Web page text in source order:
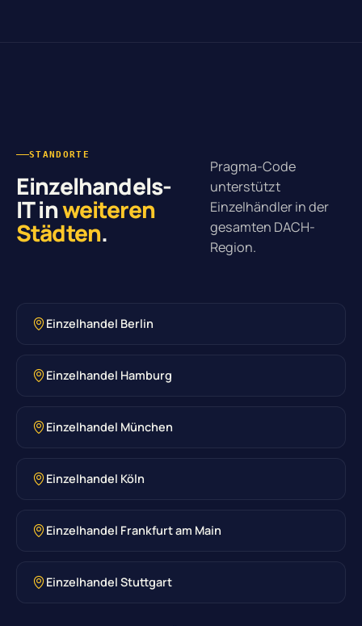
STANDORTE
Einzelhandels-
IT inweiteren
Städten.
Pragma-Code
unterstützt
Einzelhändler in der
gesamten DACH-
Region.
Einzelhandel Berlin
Einzelhandel Hamburg
Einzelhandel München
Einzelhandel Köln
Einzelhandel Frankfurt am Main
Einzelhandel Stuttgart